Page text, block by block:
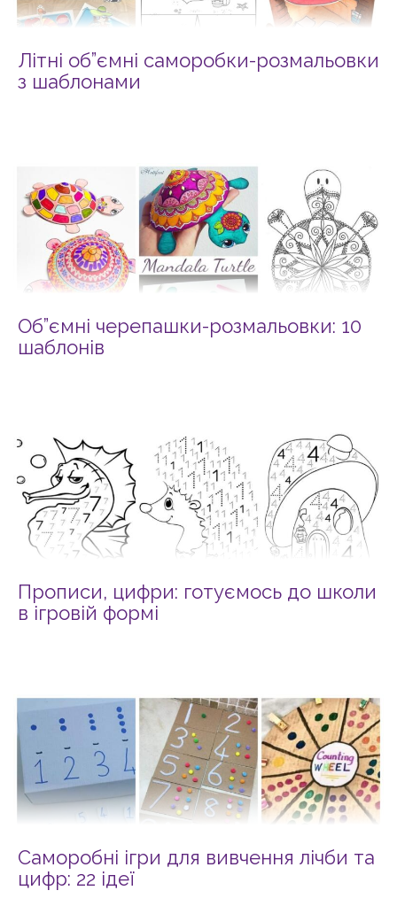
Літні об”ємні саморобки-розмальовки
з шаблонами
Об”ємні черепашки-розмальовки: 10
шаблонів
Прописи, цифри: готуємось до школи
в ігровій формі
Саморобні ігри для вивчення лічби та
цифр: 22 ідеї